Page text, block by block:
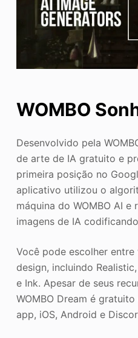
WOMBO
Desenvolvido pela
de arte de IA gratuito e
primeira posição no
aplicativo utilizou o
máquina do WOMBO AI e
imagens de IA
Você pode escolher
design, incluindo
e Ink. Apesar de seus
WOMBO Dream é
app, iOS, Android e